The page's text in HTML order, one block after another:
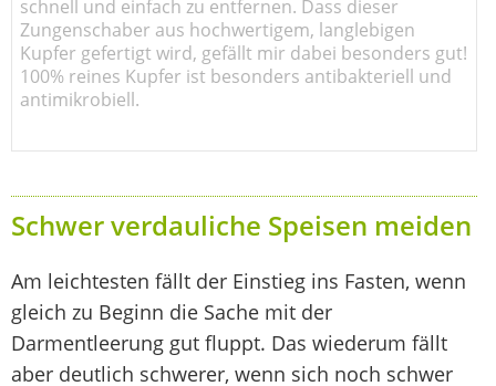
schnell und einfach zu entfernen. Dass dieser
Zungenschaber aus hochwertigem, langlebigen
Kupfer gefertigt wird, gefällt mir dabei besonders gut!
100% reines Kupfer ist besonders antibakteriell und
antimikrobiell.
Schwer verdauliche Speisen meiden
Am leichtesten fällt der Einstieg ins Fasten, wenn
gleich zu Beginn die Sache mit der
Darmentleerung gut fluppt. Das wiederum fällt
aber deutlich schwerer, wenn sich noch schwer